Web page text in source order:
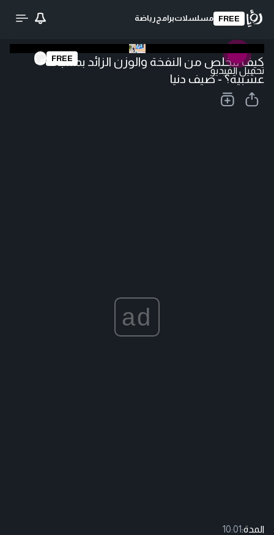
FREE مسلسلاتبرامج رياضة
تحميل الفيديو
FREE
كيف تتخلص من النفخة والوزن الزائد بمنتجات
عشبية؟ - ضيف دنيا
ad
المدة:10:01